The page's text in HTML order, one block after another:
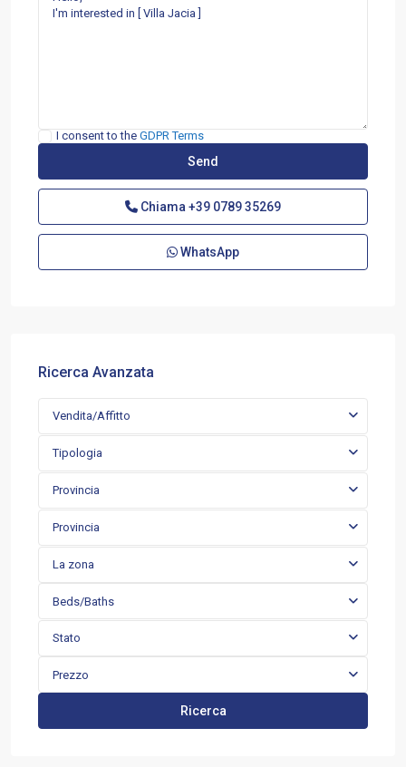
I consent to the GDPR Terms
Chiama +39 0789 35269
WhatsApp
Ricerca Avanzata
Vendita/Affitto
Tipologia
Provincia
Provincia
La zona
Beds/Baths
Stato
Prezzo
Ricerca